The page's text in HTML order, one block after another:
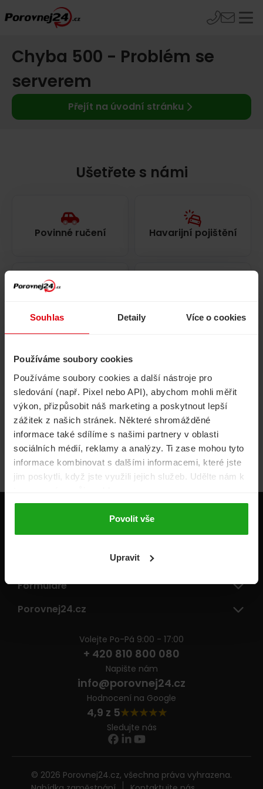
Souhlas Detaily Více o cookies
Používáme soubory cookies
Používáme soubory cookies a další nástroje pro
sledování (např. Pixel nebo API), abychom mohli měřit
výkon, přizpůsobit náš marketing a poskytnout lepší
zážitek z našich stránek. Některé shromážděné
informace také sdílíme s našimi partnery v oblasti
sociálních médií, reklamy a analýzy. Ti zase mohou tyto
informace kombinovat s dalšími informacemi, které jste
jim poskytli, když jste využili jejich služeb. Udělte nám k
Povolit vše
Upravit
Chyba 500 - Problém se
serverem
Přejít na úvodní stránku
Ušetřete s námi
Povinné ručení Havarijní pojištění
Volání, internet, TV
Životní pojištění Energie
Pojišťovny
Formuláře
Porovnej24.cz
Volejte Po-Pá 9:00 - 17:00
+ 420 810 800 080
Napište nám
info@porovnej24.cz
Hodnocení na Google
4,9 z 5
Sledujte nás
© 2026 Porovnej24.cz, všechna práva vyhrazena.